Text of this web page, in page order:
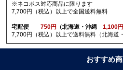
※ネコポス対応商品に限ります
7,700円（税込）以上で全国送料無料
宅配便750円 （北海道・沖縄1,100円
7,700円（税込）以上で送料無料（北海道
おすすめ